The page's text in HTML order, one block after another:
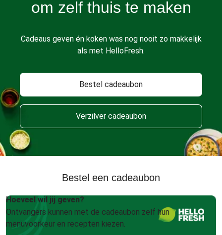
om zelf thuis te maken
Cadeaus geven én koken was nog nooit zo makkelijk
als met HelloFresh.
Bestel cadeaubon
Verzilver cadeaubon
Bestel een cadeaubon
Hoeveel wil jij geven?
Ontvangers kunnen met de cadeaubon zelf hun
menuvoorkeur en recepten kiezen.